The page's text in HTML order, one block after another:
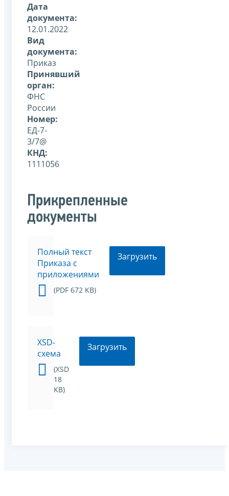
Дата
документа:
12.01.2022
Вид
документа:
Приказ
Принявший
орган:
ФНС
России
Номер:
ЕД-7-
3/7@
КНД:
1111056
Прикрепленные
документы
Полный текст
Приказа с
приложениями
(PDF 672 KB)
Загрузить
XSD-
схема
(XSD
18
KB)
Загрузить